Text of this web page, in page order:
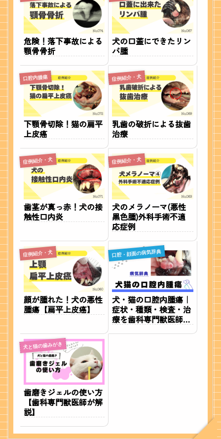
危険！落下事故による
顎骨骨折
犬の口蓋にできたリン
パ腫
口腔内腫瘍
下顎骨切除！猫の扁平
上皮癌
症例紹介・犬
乳歯の破折による抜歯
治療
症例紹介・犬
歯茎が真っ赤！犬の接
触性口内炎
症例紹介・犬
犬のメラノーマ(悪性
黒色腫)外科手術不適
応症例
症例紹介・犬
顔が腫れた！犬の悪性
腫瘍【扁平上皮癌】
口腔・顔面の病気辞典
犬・猫の口腔内腫瘍｜
症状・種類・検査・治
療を歯科専門獣医師が
犬と猫の歯みがき
歯磨きジェルの使い方
【歯科専門獣医師が解
説】